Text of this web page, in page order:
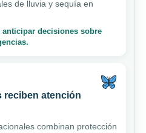
de lluvia y sequía en
decisiones sobre
reciben atención
combinan protección